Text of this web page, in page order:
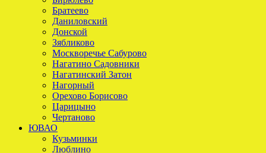
Братеево
Даниловский
Донской
Зябликово
Москворечье Сабурово
Нагатино Садовники
Нагатинский Затон
Нагорный
Орехово Борисово
Царицыно
Чертаново
ЮВАО
Кузьминки
Люблино